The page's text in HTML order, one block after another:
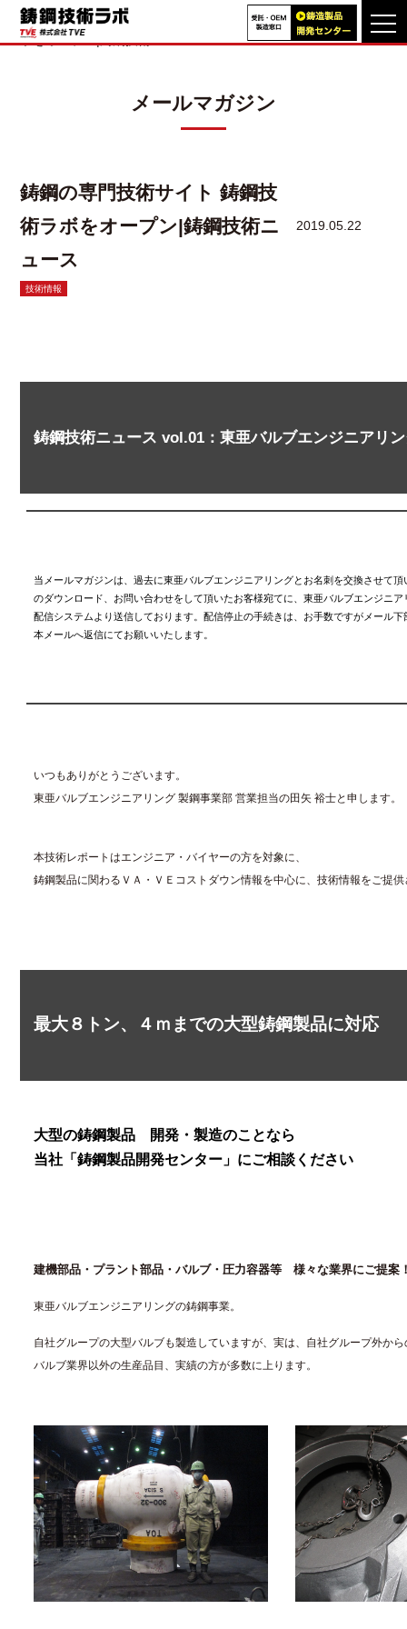
TVEの特長
技術動画
TOP>メールマガジン一覧
鋳鋼の専門技術サイト 鋳鋼技術ラ
ボをオープン|鋳鋼技術ニュース
メールマガジン
鋳鋼の専門技術サイト 鋳鋼技
術ラボをオープン|鋳鋼技術ニ
ュース
2019.05.22
技術情報
鋳鋼技術ニュース vol.01：東亜バルブエンジニアリ
当メールマガジンは、過去に東亜バルブエンジニアリングとお名刺を交換させて
のダウンロード、お問い合わせをして頂いたお客様宛てに、東亜バルブエンジニ
配信システムより送信しております。配信停止の手続きは、お手数ですがメール
本メールへ返信にてお願いいたします。
いつもありがとうございます。
東亜バルブエンジニアリング 製鋼事業部 営業担当の田矢 裕士と申します。
本技術レポートはエンジニア・バイヤーの方を対象に、
鋳鋼製品に関わるＶＡ・ＶＥコストダウン情報を中心に、技術情報をご提
最大８トン、４ｍまでの大型鋳鋼製品に対応
大型の鋳鋼製品 開発・製造のことなら
当社「鋳鋼製品開発センター」にご相談ください
建機部品・プラント部品・バルブ・圧力容器等 様々な業界にご提案
東亜バルブエンジニアリングの鋳鋼事業。
自社グループの大型バルブも製造していますが、実は、自社グループ外か
バルブ業界以外の生産品目、実績の方が多数に上ります。